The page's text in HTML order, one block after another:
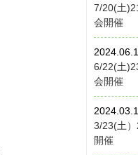
7/20(土
会開催
6/22(土
会開催
3/23(土
開催